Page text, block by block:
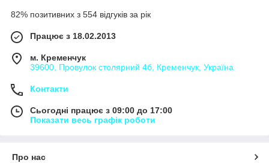
82% позитивних з 554 відгуків за рік
Працює з 18.02.2013
м. Кременчук
39600, Провулок столярний 4б, Кременчук, Україна
Контакти
Сьогодні працює з 09:00 до 17:00
Показати весь графік роботи
Про нас